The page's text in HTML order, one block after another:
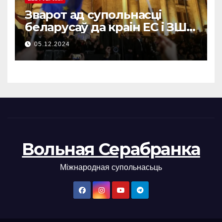
Зварот ад супольнасці
беларусаў да краін ЕС і ЗША
(bel/en/ge)
05.12.2024
Вольная Серабранка
Міжнародная супольнасьць